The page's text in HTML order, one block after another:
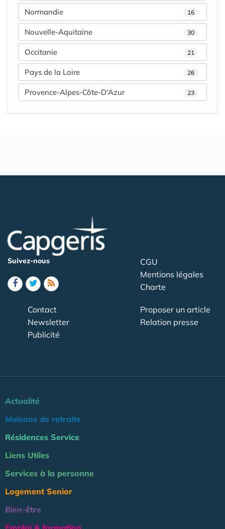
Normandie 16
Nouvelle-Aquitaine 30
Occitanie 21
Pays de la Loire 26
Provence-Alpes-Côte-D'Azur 23
Suivez-nous
CGU
Mentions légales
Charte
Contact
Newsletter
Publicité
Proposer un article
Relation presse
Actualité
Maisons de retraite
Résidences Service
Liens Utiles
Services à la personne
Logement Senior
Bien-être